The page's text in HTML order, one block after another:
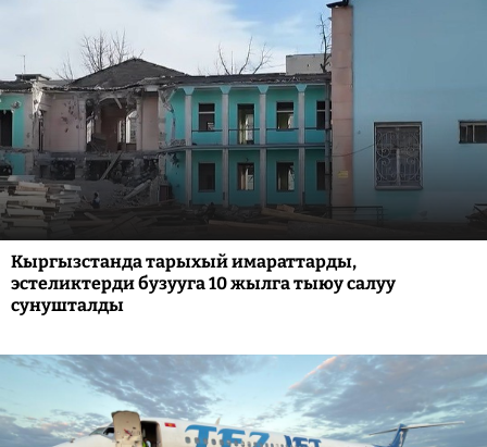
Кыргызстанда тарыхый имараттарды,
эстеликтерди бузууга 10 жылга тыюу салуу
сунушталды